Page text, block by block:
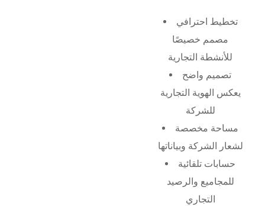
تخطيط احترافي
مصمم خصيصًا
للأنشطة التجارية
تصميم واضح
يعكس الهوية التجارية
للشركة
مساحة مخصصة
لشعار الشركة وبياناتها
حسابات تلقائية
للمجاميع والرصيد
التجاري